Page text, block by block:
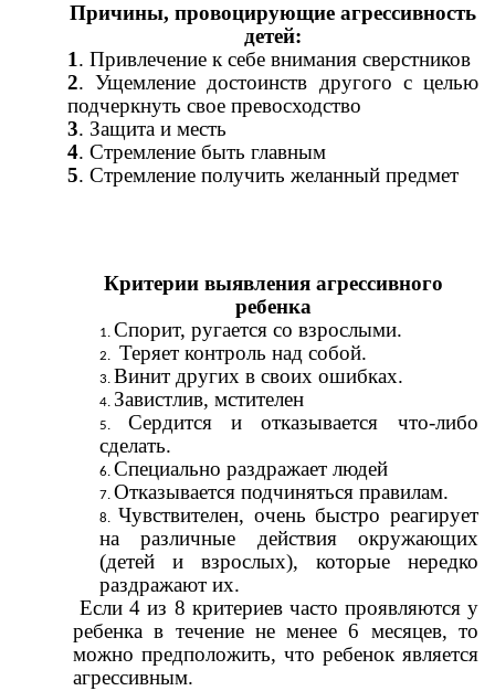
Причины, провоцирующие агрессивность
детей:
1. Привлечение к себе внимания сверстников
2. Ущемление достоинств другого с целью
подчеркнуть свое превосходство
3. Защита и месть
4. Стремление быть главным
5. Стремление получить желанный предмет
Критерии выявления агрессивного
ребенка
Спорит, ругается со взрослыми.
Теряет контроль над собой.
Винит других в своих ошибках.
Завистлив, мстителен
Сердится и отказывается что-либо
сделать.
Специально раздражает людей
Отказывается подчиняться правилам.
Чувствителен, очень быстро реагирует
на различные действия окружающих
(детей и взрослых), которые нередко
раздражают их.
Если 4 из 8 критериев часто проявляются у
ребенка в течение не менее 6 месяцев, то
можно предположить, что ребенок является
агрессивным.